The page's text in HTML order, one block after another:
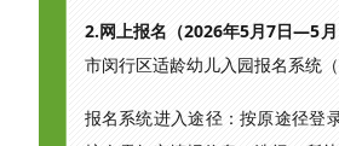
2.网上报名（2026年5月7日—5
市闵行区适龄幼儿入园报名系统
报名系统进入途径：按原途径登